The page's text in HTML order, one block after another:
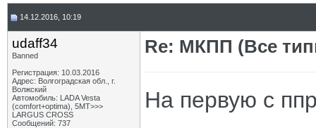
14.12.2016, 10:19
udaff34
Banned
Регистрация: 10.03.2016
Адрес: Волгоградская обл., г.
Волжский
Автомобиль: LADA Vesta
(comfort+optima), 5МТ>>>
LARGUS CROSS
Сообщений: 737
Re: МКПП (Все
На первую с